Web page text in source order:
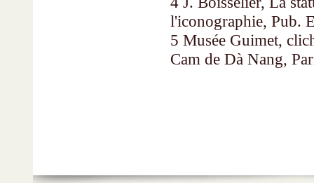
l'iconographie, Pub.
5 Musée Guimet,
Cam de Dà Nang,